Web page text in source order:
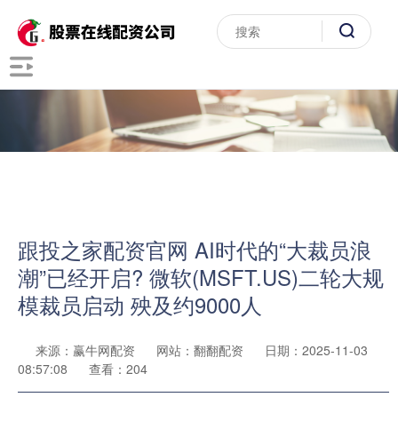
跟投之家配资官网 AI时代的“大裁员浪
潮”已经开启? 微软(MSFT.US)二轮大规
模裁员启动 殃及约9000人
来源：赢牛网配资 网站：翻翻配资
日期：2025-11-03
08:57:08
查看：204